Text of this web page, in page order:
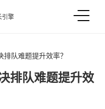
引擎
队难题提升效率？
排队难题提升效